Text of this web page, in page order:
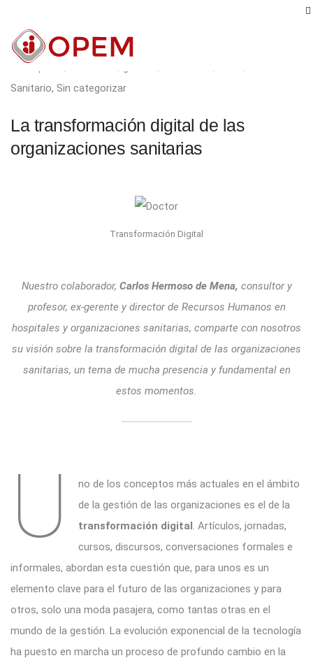
6 de febrero de 2019
empresa
Sanitario, Sin categorizar
La transformación digital de las
organizaciones sanitarias
Transformación Digital
Nuestro colaborador, Carlos Hermoso de Mena, consultor y
profesor, ex-gerente y director de Recursos Humanos en
hospitales y organizaciones sanitarias, comparte con nosotros
su visión sobre la transformación digital de las organizaciones
sanitarias, un tema de mucha presencia y fundamental en
estos momentos.
U
no de los conceptos más actuales en el ámbito
de la gestión de las organizaciones es el de la
transformación digital . Artículos, jornadas,
cursos, discursos, conversaciones formales e
informales, abordan esta cuestión que, para unos es un
elemento clave para el futuro de las organizaciones y para
otros, solo una moda pasajera, como tantas otras en el
mundo de la gestión. La evolución exponencial de la tecnología
ha puesto en marcha un proceso de profundo cambio en la